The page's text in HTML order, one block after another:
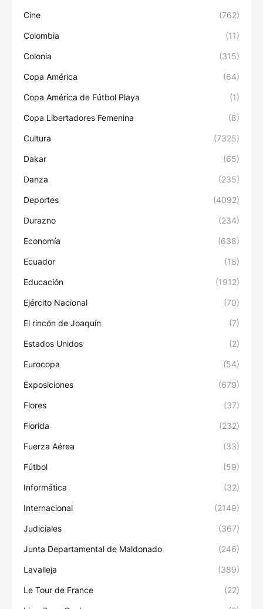
Cine (762)
Colombia (11)
Colonia (315)
Copa América (64)
Copa América de Fútbol Playa (1)
Copa Libertadores Femenina (8)
Cultura (7325)
Dakar (65)
Danza (235)
Deportes (4092)
Durazno (234)
Economía (638)
Ecuador (18)
Educación (1912)
Ejército Nacional (70)
El rincón de Joaquín (7)
Estados Unidos (2)
Eurocopa (54)
Exposiciones (679)
Flores (37)
Florida (232)
Fuerza Aérea (33)
Fútbol (59)
Informática (32)
Internacional (2149)
Judiciales (367)
Junta Departamental de Maldonado (246)
Lavalleja (389)
Le Tour de France (22)